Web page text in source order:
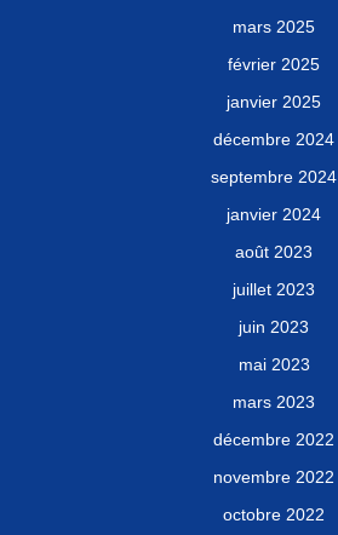
mars 2025
février 2025
janvier 2025
décembre 2024
septembre 2024
janvier 2024
août 2023
juillet 2023
juin 2023
mai 2023
mars 2023
décembre 2022
novembre 2022
octobre 2022